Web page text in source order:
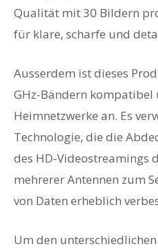
Qualität mit 30 Bildern
für klare, scharfe und
Ausserdem ist dieses
GHz-Bändern kompatibel
Heimnetzwerke an. Es
Technologie, die die
des HD-Videostreamings
mehrerer Antennen zum
von Daten erheblich
Um den